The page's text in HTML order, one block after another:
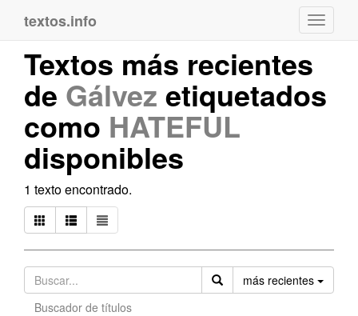
textos.info
Textos más recientes
de Gálvez etiquetados
como HATEFUL
disponibles
1 texto encontrado.
más recientes
Buscador de títulos